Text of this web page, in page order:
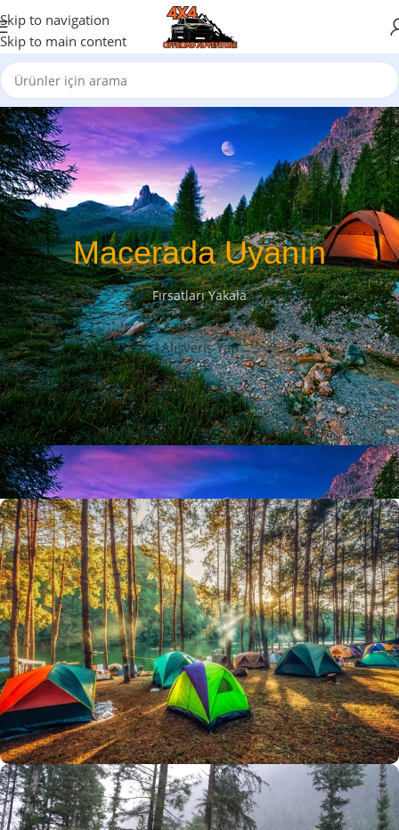
Skip to navigation
Skip to main content
Macerada Uyanın
Fırsatları Yakala
Alışveriş Yap
Büyük Yaz İndirimi